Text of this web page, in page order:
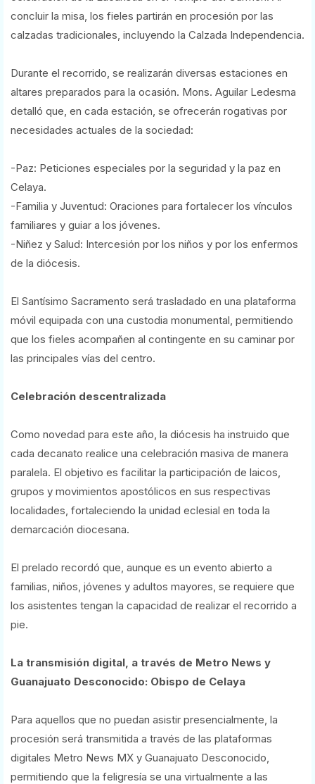
concluir la misa, los fieles partirán en procesión por las
calzadas tradicionales, incluyendo la Calzada Independencia.
Durante el recorrido, se realizarán diversas estaciones en
altares preparados para la ocasión. Mons. Aguilar Ledesma
detalló que, en cada estación, se ofrecerán rogativas por
necesidades actuales de la sociedad:
-Paz: Peticiones especiales por la seguridad y la paz en
Celaya.
-Familia y Juventud: Oraciones para fortalecer los vínculos
familiares y guiar a los jóvenes.
-Niñez y Salud: Intercesión por los niños y por los enfermos
de la diócesis.
El Santísimo Sacramento será trasladado en una plataforma
móvil equipada con una custodia monumental, permitiendo
que los fieles acompañen al contingente en su caminar por
las principales vías del centro.
Celebración descentralizada
Como novedad para este año, la diócesis ha instruido que
cada decanato realice una celebración masiva de manera
paralela. El objetivo es facilitar la participación de laicos,
grupos y movimientos apostólicos en sus respectivas
localidades, fortaleciendo la unidad eclesial en toda la
demarcación diocesana.
El prelado recordó que, aunque es un evento abierto a
familias, niños, jóvenes y adultos mayores, se requiere que
los asistentes tengan la capacidad de realizar el recorrido a
pie.
La transmisión digital, a través de Metro News y
Guanajuato Desconocido: Obispo de Celaya
Para aquellos que no puedan asistir presencialmente, la
procesión será transmitida a través de las plataformas
digitales Metro News MX y Guanajuato Desconocido,
permitiendo que la feligresía se una virtualmente a las